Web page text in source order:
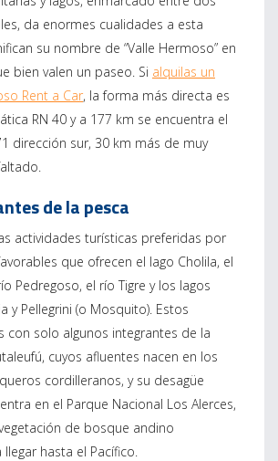
da enormes cualidades a esta
su nombre de “Valle Hermoso” en
bien valen un paseo. Si alquilas un
Rent a Car, la forma más directa es
RN 40 y a 177 km se encuentra el
dirección sur, 30 km más de muy
de la pesca
actividades turísticas preferidas por
que ofrecen el lago Cholila, el
Pedregoso, el río Tigre y los lagos
y Pellegrini (o Mosquito). Estos
con solo algunos integrantes de la
cuyos afluentes nacen en los
cordilleranos, y su desagüe
en el Parque Nacional Los Alerces,
de bosque andino
hasta el Pacífico.